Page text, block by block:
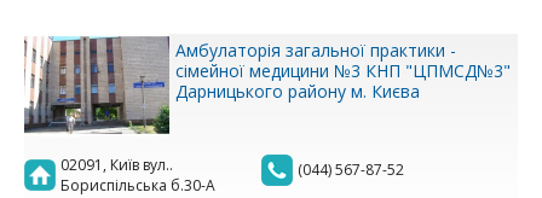
Амбулаторія загальної практики -
сімейної медицини №3 КНП "ЦПМСД№3"
Дарницького району м. Києва
02091, Київ вул..
Бориспільська б.30-А
(044) 567-87-52